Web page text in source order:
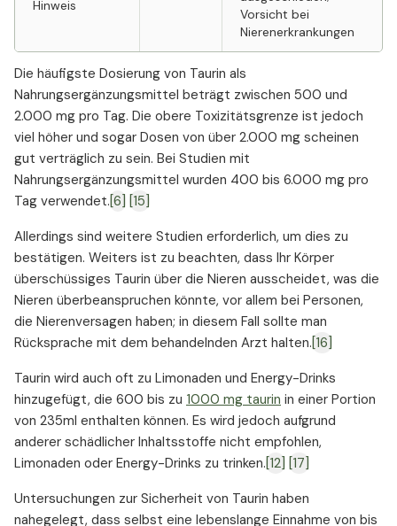
Hinweis
Vorsicht bei
Nierenerkrankungen
Die häufigste Dosierung von Taurin als
Nahrungsergänzungsmittel beträgt zwischen 500 und
2.000 mg pro Tag. Die obere Toxizitätsgrenze ist jedoch
viel höher und sogar Dosen von über 2.000 mg scheinen
gut verträglich zu sein. Bei Studien mit
Nahrungsergänzungsmittel wurden 400 bis 6.000 mg pro
Tag verwendet. [6]
[15]
Allerdings sind weitere Studien erforderlich, um dies zu
bestätigen. Weiters ist zu beachten, dass Ihr Körper
überschüssiges Taurin über die Nieren ausscheidet, was die
Nieren überbeanspruchen könnte, vor allem bei Personen,
die Nierenversagen haben; in diesem Fall sollte man
Rücksprache mit dem behandelnden Arzt halten. [16]
Taurin wird auch oft zu Limonaden und Energy-Drinks
hinzugefügt, die 600 bis zu 1000 mg taurin in einer Portion
von 235ml enthalten können. Es wird jedoch aufgrund
anderer schädlicher Inhaltsstoffe nicht empfohlen,
Limonaden oder Energy-Drinks zu trinken. [12]
[17]
Untersuchungen zur Sicherheit von Taurin haben
nahegelegt, dass selbst eine lebenslange Einnahme von bis